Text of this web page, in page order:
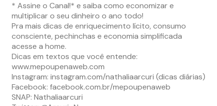
* Assine o Canal!* e saiba como economizar e
multiplicar o seu dinheiro o ano todo!
Pra mais dicas de enriquecimento lícito, consumo
consciente, pechinchas e economia simplificada
acesse a home.
Dicas em textos que você entende:
www.mepoupenaweb.com
Instagram: instagram.com/nathaliaarcuri (dicas diárias)
Facebook: facebook.com.br/mepoupenaweb
SNAP: Nathaliaarcuri